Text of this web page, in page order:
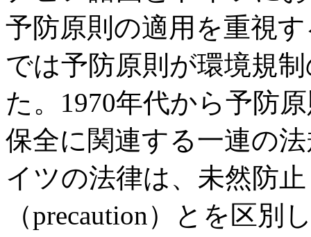
予防原則の適用を重視
では予防原則が環境規
た。1970年代から予防
保全に関連する一連の
イツの法律は、未然防
（precaution）とを区